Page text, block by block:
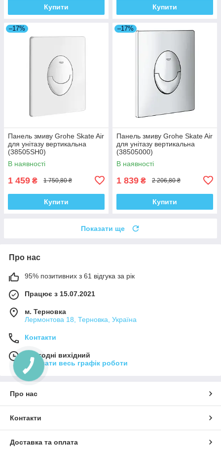
Купити Купити
–17%
Панель змиву Grohe Skate Air
для унітазу вертикальна
(38505SH0)
В наявності
1 459 ₴ 1 750,80 ₴
Купити
–17%
Панель змиву Grohe Skate Air
для унітазу вертикальна
(38505000)
В наявності
1 839 ₴ 2 206,80 ₴
Купити
Показати ще
Про нас
95% позитивних з 61 відгука за рік
Працює з 15.07.2021
м. Терновка
Лермонтова 18, Терновка, Україна
Контакти
Сьогодні вихідний
Показати весь графік роботи
Про нас
Контакти
Доставка та оплата